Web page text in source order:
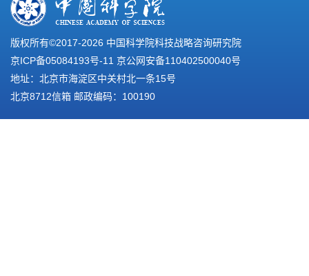
版权所有©2017-2026 中国科学院科技战略咨询研究院
京ICP备05084193号-11 京公网安备110402500040号
地址：北京市海淀区中关村北一条15号
北京8712信箱 邮政编码：100190